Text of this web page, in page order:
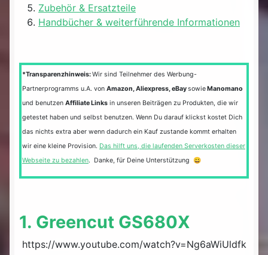
Zubehör & Ersatzteile
Handbücher & weiterführende Informationen
*Transparenzhinweis:Wir sind Teilnehmer des Werbung-
Partnerprogramms u.A. von Amazon, Aliexpress, eBaysowieManomano
und benutzen Affiliate Links in unseren Beiträgen zu Produkten, die wir
getestet haben und selbst benutzen. Wenn Du darauf klickst kostet Dich
das nichts extra aber wenn dadurch ein Kauf zustande kommt erhalten
wir eine kleine Provision. Das hilft uns, die laufenden Serverkosten dieser
Webseite zu bezahlen. Danke, für Deine Unterstützung 😀
1. Greencut GS680X
https://www.youtube.com/watch?v=Ng6aWiUldfk